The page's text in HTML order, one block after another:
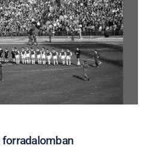
forradalomban